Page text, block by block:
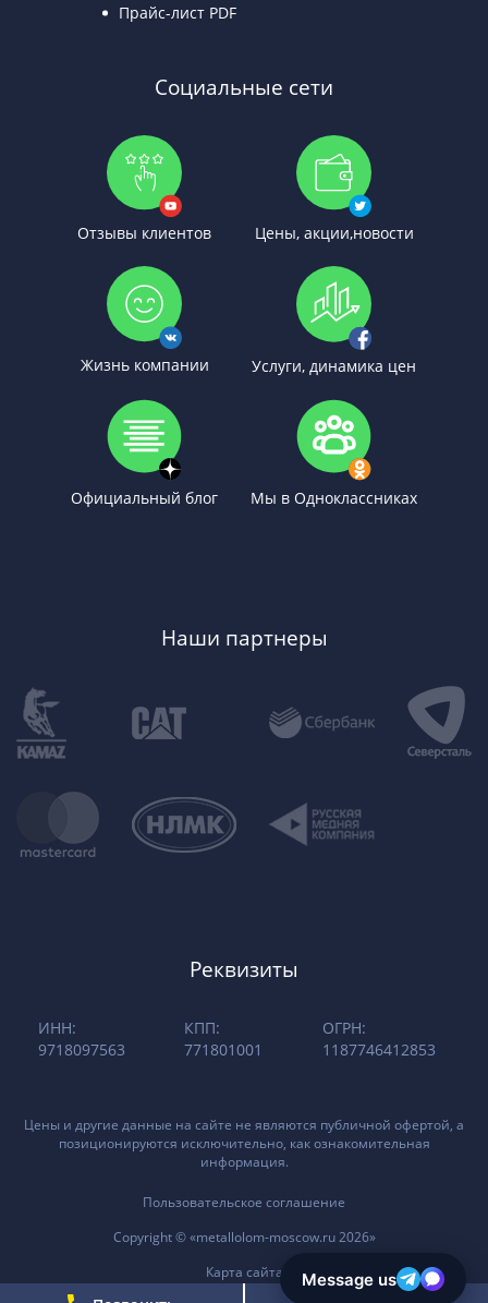
Прайс-лист PDF
Социальные сети
Отзывы клиентов Цены, акции,новости
Жизнь компании Услуги, динамика цен
Официальный блог Мы в Одноклассниках
Наши партнеры
Реквизиты
ИНН:
9718097563
КПП:
771801001
ОГРН:
1187746412853
Цены и другие данные на сайте не являются публичной офертой, а
позиционируются исключительно, как ознакомительная
информация.
Пользовательское соглашение
Copyright © «metallolom-moscow.ru 2026»
Карта сайта